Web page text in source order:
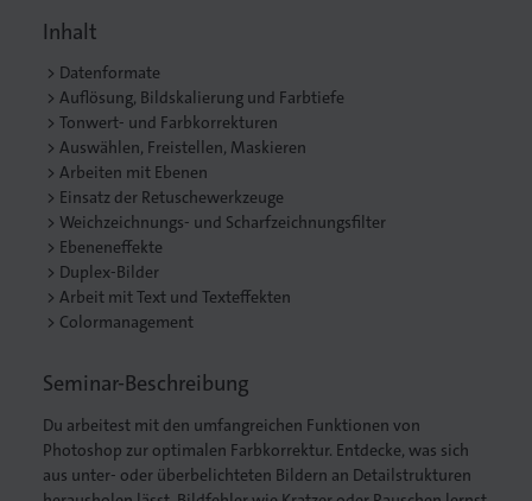
Gedruckt.
Inhalt
Datenformate
Auflösung, Bildskalierung und Farbtiefe
Tonwert- und Farbkorrekturen
Auswählen, Freistellen, Maskieren
Arbeiten mit Ebenen
Einsatz der Retuschewerkzeuge
Weichzeichnungs- und Scharfzeichnungsfilter
Ebeneneffekte
Duplex-Bilder
Arbeit mit Text und Texteffekten
Colormanagement
Seminar-Beschreibung
Du arbeitest mit den umfangreichen Funktionen von
Photoshop zur optimalen Farbkorrektur. Entdecke, was sich
aus unter- oder überbelichteten Bildern an Detailstrukturen